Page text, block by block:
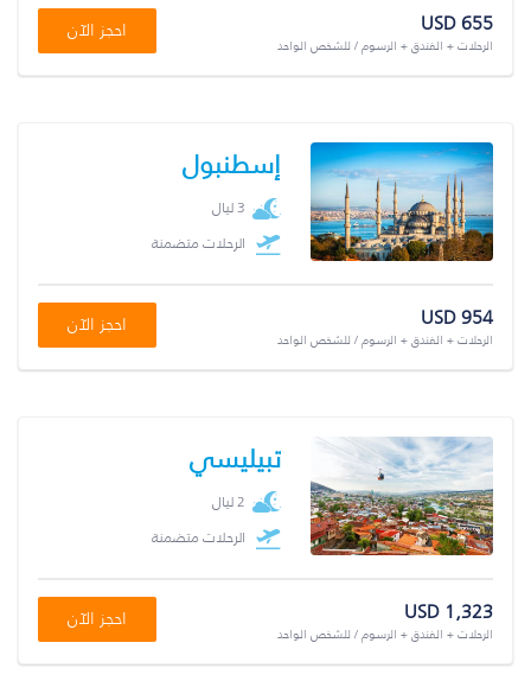
USD 655
الرحلات + الفندق + الرسوم / للشخص الواحد
احجز الآن
إسطنبول
3 ليال
الرحلات متضمنة
USD 954
الرحلات + الفندق + الرسوم / للشخص الواحد
احجز الآن
تبيليسي
2 ليال
الرحلات متضمنة
USD 1,323
الرحلات + الفندق + الرسوم / للشخص الواحد
احجز الآن